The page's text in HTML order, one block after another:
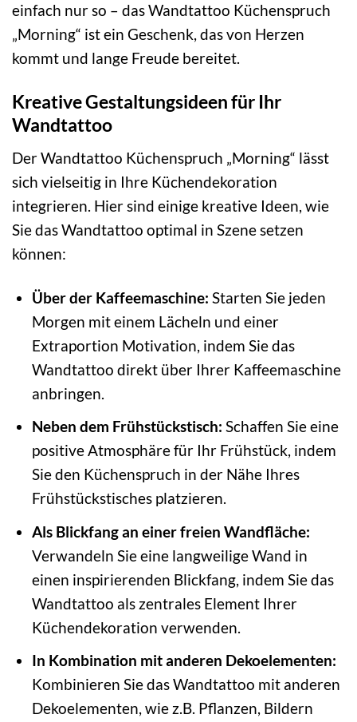
einfach nur so – das Wandtattoo Küchenspruch
„Morning“ ist ein Geschenk, das von Herzen
kommt und lange Freude bereitet.
Kreative Gestaltungsideen für Ihr
Wandtattoo
Der Wandtattoo Küchenspruch „Morning“ lässt
sich vielseitig in Ihre Küchendekoration
integrieren. Hier sind einige kreative Ideen, wie
Sie das Wandtattoo optimal in Szene setzen
können:
Über der Kaffeemaschine: Starten Sie jeden
Morgen mit einem Lächeln und einer
Extraportion Motivation, indem Sie das
Wandtattoo direkt über Ihrer Kaffeemaschine
anbringen.
Neben dem Frühstückstisch: Schaffen Sie eine
positive Atmosphäre für Ihr Frühstück, indem
Sie den Küchenspruch in der Nähe Ihres
Frühstückstisches platzieren.
Als Blickfang an einer freien Wandfläche:
Verwandeln Sie eine langweilige Wand in
einen inspirierenden Blickfang, indem Sie das
Wandtattoo als zentrales Element Ihrer
Küchendekoration verwenden.
In Kombination mit anderen Dekoelementen:
Kombinieren Sie das Wandtattoo mit anderen
Dekoelementen, wie z.B. Pflanzen, Bildern